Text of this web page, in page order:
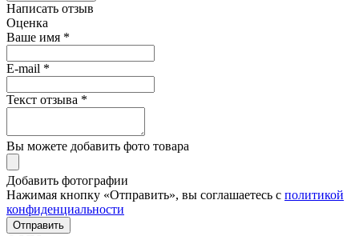
Написать отзыв
Оценка
Ваше имя *
E-mail *
Текст отзыва *
Вы можете добавить фото товара
Добавить фотографии
Нажимая кнопку «Отправить», вы соглашаетесь с политикой
конфиденциальности
Отправить